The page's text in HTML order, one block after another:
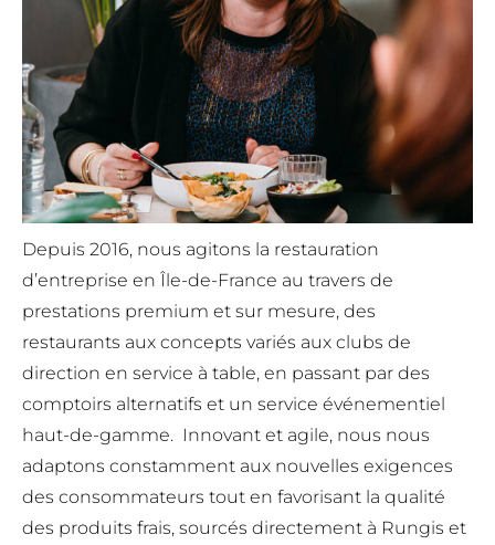
Depuis 2016, nous agitons la restauration
d’entreprise en Île-de-France au travers de
prestations premium et sur mesure, des
restaurants aux concepts variés aux clubs de
direction en service à table, en passant par des
comptoirs alternatifs et un service événementiel
haut-de-gamme. Innovant et agile, nous nous
adaptons constamment aux nouvelles exigences
des consommateurs tout en favorisant la qualité
des produits frais, sourcés directement à Rungis et